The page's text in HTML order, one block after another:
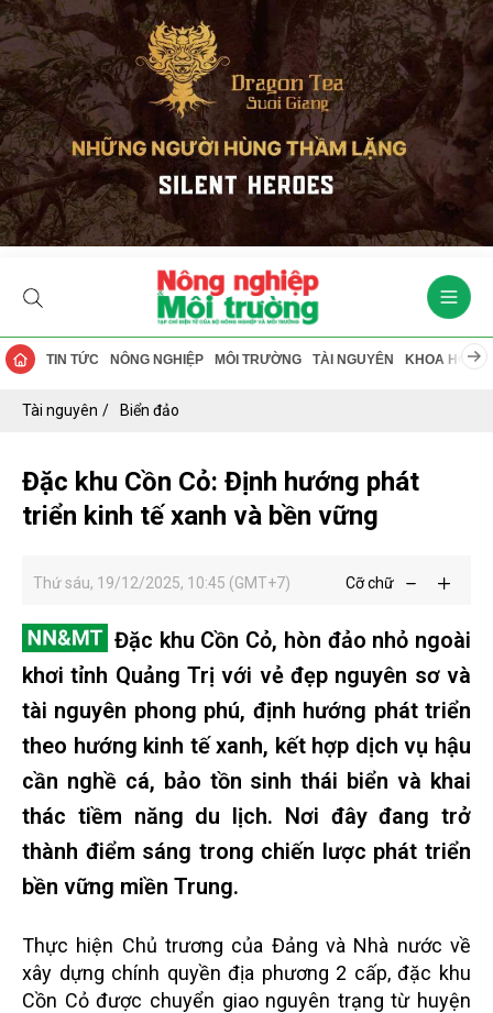
TIN TỨC NÔNG NGHIỆP MÔI TRƯỜNG TÀI NGUYÊN KHOA HỌC
Tài nguyên Biển đảo
Đặc khu Cồn Cỏ: Định hướng phát
triển kinh tế xanh và bền vững
Thứ sáu, 19/12/2025, 10:45 (GMT+7) Cỡ chữ
Đặc khu Cồn Cỏ, hòn đảo nhỏ ngoài
khơi tỉnh Quảng Trị với vẻ đẹp nguyên sơ và
tài nguyên phong phú, định hướng phát triển
theo hướng kinh tế xanh, kết hợp dịch vụ hậu
cần nghề cá, bảo tồn sinh thái biển và khai
thác tiềm năng du lịch. Nơi đây đang trở
thành điểm sáng trong chiến lược phát triển
bền vững miền Trung.
Thực hiện Chủ trương của Đảng và Nhà nước về
xây dựng chính quyền địa phương 2 cấp, đặc khu
Cồn Cỏ được chuyển giao nguyên trạng từ huyện